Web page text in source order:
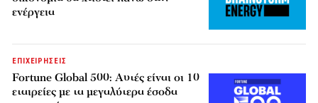
ενέργεια
ΕΠΙΧΕΙΡΗΣΕΙΣ
Fortune Global 500: Αυτές είναι οι 10
εταιρείες με τα μεγαλύτερα έσοδα